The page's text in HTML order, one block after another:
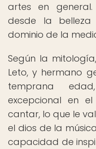
artes en
desde la
dominio de la
Según la
Leto, y hermano
temprana
excepcional en
cantar, lo que le
el dios de la
capacidad de